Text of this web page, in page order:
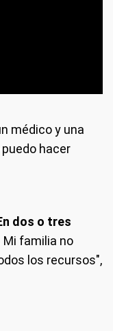
médico y una
hacer
dos o tres
Mi familia no
los recursos",